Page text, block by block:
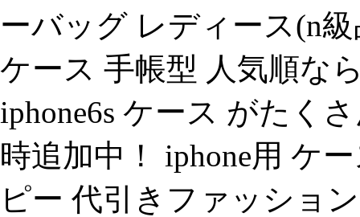
ーバッグ レディース(n
ケース 手帳型 人気順な
iphone6s ケース がたく
時追加中！ iphone用 ケ
ピー 代引きファッショ